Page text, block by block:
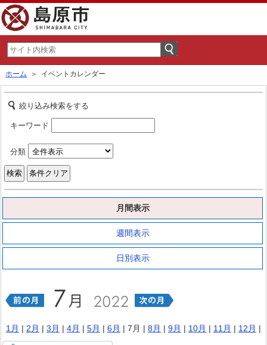
ホーム ＞ イベントカレンダー
絞り込み検索をする
キーワード
分類
月間表示
週間表示
日別表示
1月 | 2月 | 3月 | 4月 | 5月 | 6月 | 7月 | 8月 | 9月 | 10月 | 11月 | 12月 |